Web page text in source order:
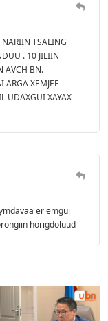
TSALING
. 10 JILIIN
AVCH BN.
ARGA XEMJEE
UDAXGUI XAYAX
er emgui
horigdoluud